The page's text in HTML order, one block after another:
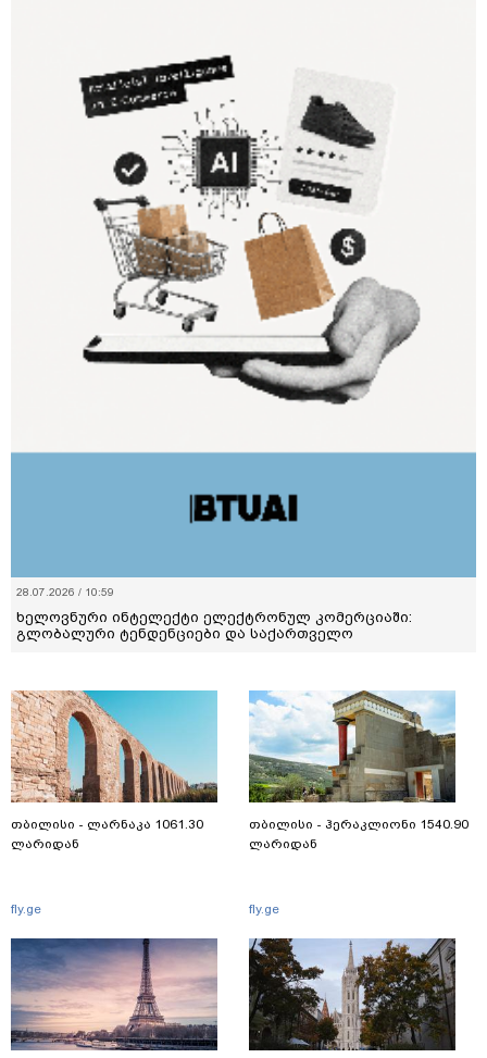
28.07.2026 / 10:59
ხელოვნური ინტელექტი ელექტრონულ კომერციაში:
გლობალური ტენდენციები და საქართველო
თბილისი - ლარნაკა 1061.30
ლარიდან
fly.ge
თბილისი - ჰერაკლიონი 1540.90
ლარიდან
fly.ge